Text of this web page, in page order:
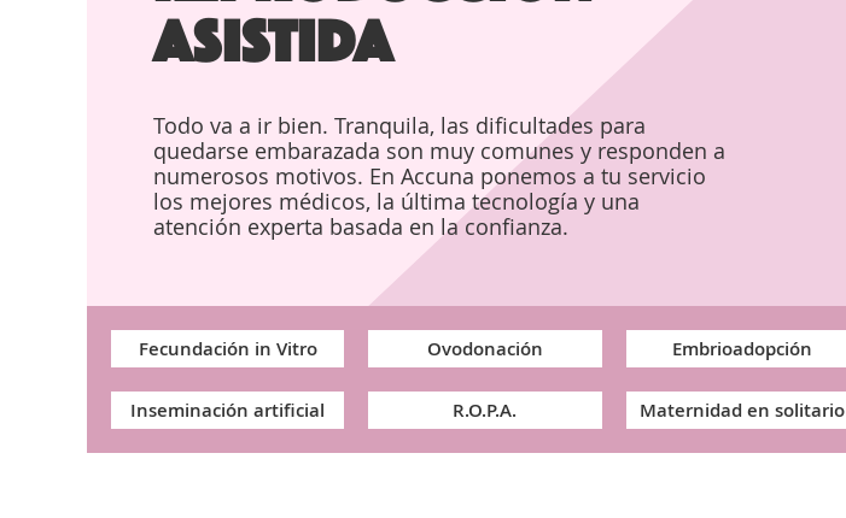
ASISTIDA
Todo va a ir bien. Tranquila, las dificultades para
quedarse embarazada son muy comunes y responden a
numerosos motivos. En Accuna ponemos a tu servicio
los mejores médicos, la última tecnología y una
atención experta basada en la confianza.
Fecundación in Vitro Ovodonación Embrioadopción
Inseminación artificial R.O.P.A. Maternidad en solitario